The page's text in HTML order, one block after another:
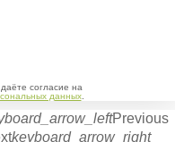
согласие на
данных.
Previous
keyboard_arrow_right